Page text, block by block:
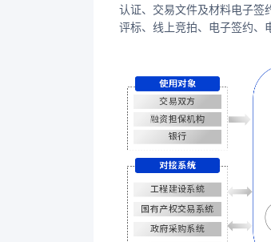
认证、交易文件及材料电子签
评标、线上竞拍、电子签约、